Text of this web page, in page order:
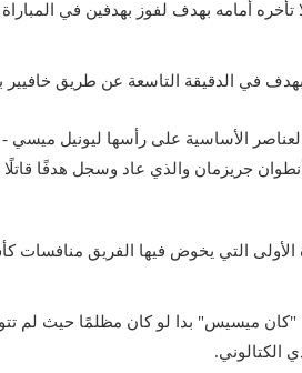
تأخره أمامه بهدف لفوز بهدفين في
في الدقيقة التاسعة عن طريق خافيير
الأساسية على رأسها ليونيل ميسي -
72 عن طريق أنطوان جريزمان والذي عاد وسجل هدفًا
عام 2015 وهي المرة الأولى التي يخوض فيها الفريق
"كان ميسيس" بدا لو كان مظلمًا حيث لم
الكتالوني.